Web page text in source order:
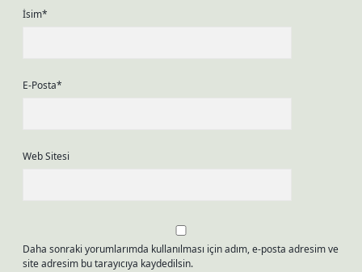
İsim*
E-Posta*
Web Sitesi
Daha sonraki yorumlarımda kullanılması için adım, e-posta adresim ve
site adresim bu tarayıcıya kaydedilsin.